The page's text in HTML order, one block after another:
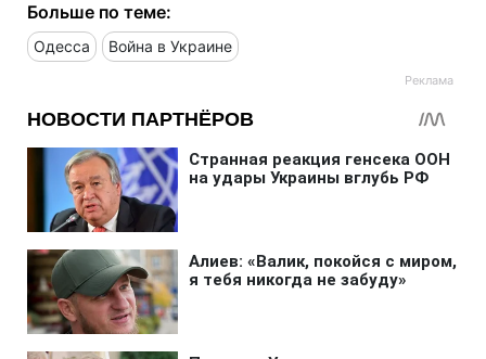
Больше по теме:
Одесса Война в Украине